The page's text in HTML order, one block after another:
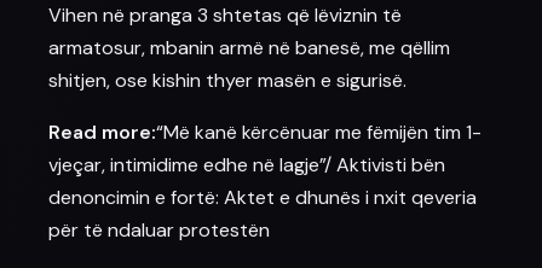
Vihen në pranga 3 shtetas që lëviznin të
armatosur, mbanin armë në banesë, me qëllim
shitjen, ose kishin thyer masën e sigurisë.
Read more:“Më kanë kërcënuar me fëmijën tim 1-
vjeçar, intimidime edhe në lagje”/ Aktivisti bën
denoncimin e fortë: Aktet e dhunës i nxit qeveria
për të ndaluar protestën